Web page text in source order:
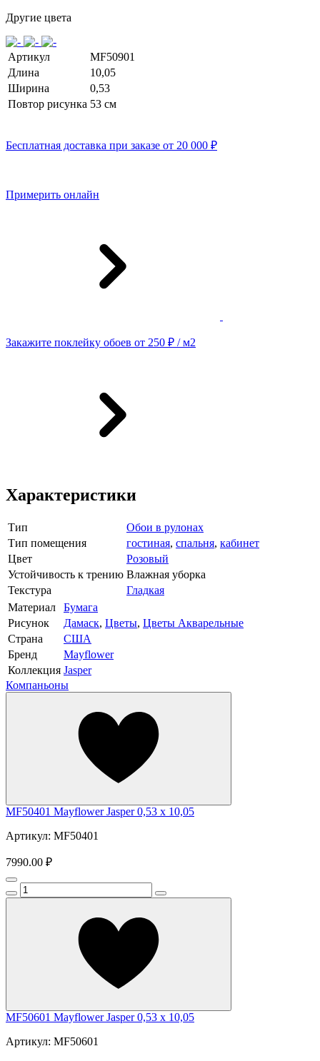
Другие цвета
Артикул
MF50901
Длина
10,05
Ширина
0,53
Повтор рисунка 53 cм
Бесплатная доставка при заказе от 20 000 ₽
Примерить онлайн
Закажите поклейку обоев от 250 ₽ / м2
Характеристики
Тип
Обои в рулонах
Тип помещения
гостиная, спальня, кабинет
Цвет
Розовый
Устойчивость к трению Влажная уборка
Текстура
Гладкая
Материал
Бумага
Рисунок
Дамаск, Цветы, Цветы Акварельные
Страна
США
Бренд
Mayflower
Коллекция Jasper
Компаньоны
MF50401 Mayflower Jasper 0,53 x 10,05
Артикул: MF50401
7990.00 ₽
MF50601 Mayflower Jasper 0,53 x 10,05
Артикул: MF50601